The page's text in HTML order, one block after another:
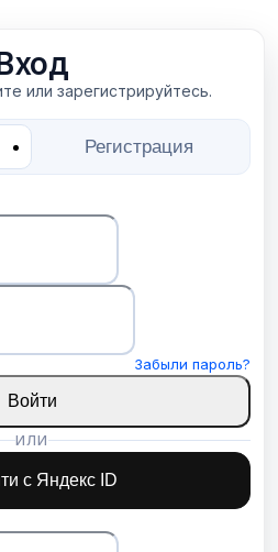
или зарегистрируйтесь.
Регистрация
Забыли пароль?
Войти
ИЛИ
с Яндекс ID